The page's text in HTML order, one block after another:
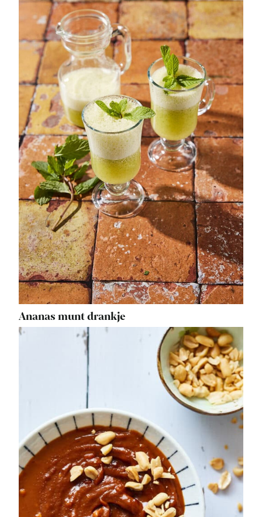
Ananas munt drankje